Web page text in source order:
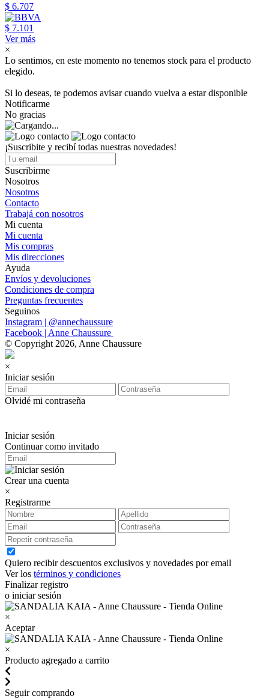
$ 6.707
$ 7.101
Ver más
×
Lo sentimos, en este momento no tenemos stock para el producto
elegido.
Si lo deseas, te podemos avisar cuando vuelva a estar disponible
Notificarme
No gracias
¡Suscribite y recibí todas nuestras novedades!
Suscribirme
Nosotros
Nosotros
Contacto
Trabajá con nosotros
Mi cuenta
Mi cuenta
Mis compras
Mis direcciones
Ayuda
Envíos y devoluciones
Condiciones de compra
Preguntas frecuentes
Seguinos
Instagram | @annechaussure
Facebook | Anne Chaussure
© Copyright 2026, Anne Chaussure
×
Iniciar sesión
Olvidé mi contraseña
Iniciar sesión
Continuar como invitado
Crear una cuenta
×
Registrarme
Quiero recibir descuentos exclusivos y novedades por email
Ver los términos y condiciones
Finalizar registro
o iniciar sesión
×
Aceptar
×
Producto agregado a carrito
Seguir comprando